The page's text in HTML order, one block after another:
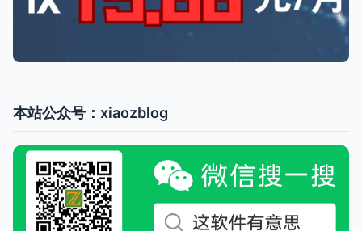
本站公众号：xiaozblog